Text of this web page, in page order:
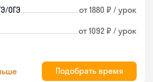
ОГЭ от 1880 ₽ / урок
от 1092 ₽ / урок
Подобрать время